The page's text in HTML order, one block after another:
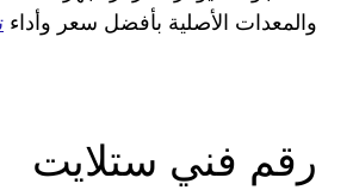
والمعدات الأصلية بأفضل سعر وأداء
رقم فني ستلايت